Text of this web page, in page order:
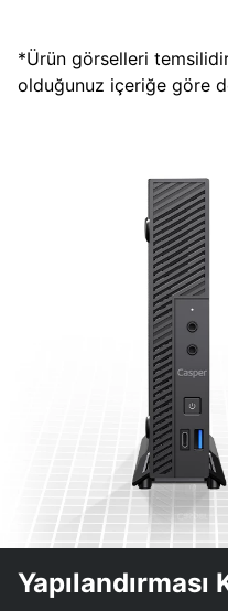
*Ürün görselleri
olduğunuz içeriğe göre